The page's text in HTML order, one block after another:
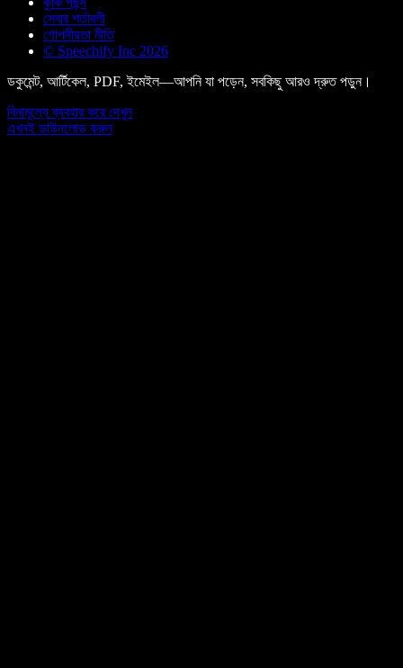
সেবার শর্তাবলী
গোপনীয়তা নীতি
© Speechify Inc 2026
ডকুমেন্ট, আর্টিকেল, PDF, ইমেইল—আপনি যা পড়েন, সবকিছু আরও দ্রুত পড়ুন।
বিনামূল্যে ব্যবহার করে দেখুন
এখনই ডাউনলোড করুন